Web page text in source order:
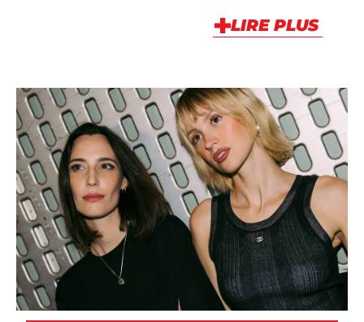
LIRE PLUS
ARTICLES,ARTISTES,
ARTISTES,DJS,
MUSIQUE
,NEWS